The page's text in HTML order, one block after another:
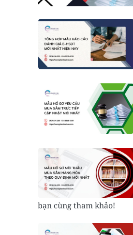
bạn cùng tham khảo!